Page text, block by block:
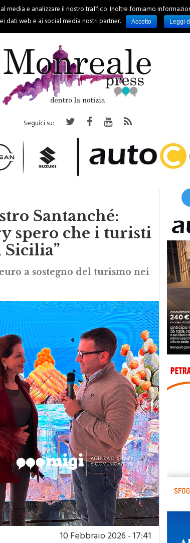
REGIONE EVENTI RUBRICHE SPORT
Seguici su:
Santanché:
spero che i turisti
Sicilia”
a sostegno del turismo nei
10 Febbraio 2026 - 17:41
e analizzare il nostro traffico. Inoltre forniamo
dati web e ai social media nostri partner.
Accetto Leggi